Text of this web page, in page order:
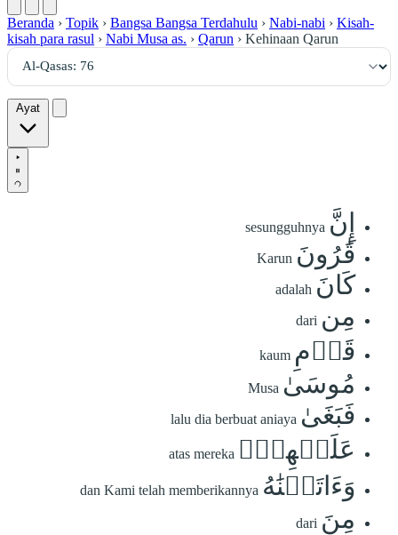
Beranda › Topik › Bangsa Bangsa Terdahulu › Nabi-nabi › Kisah-
kisah para rasul › Nabi Musa as. › Qarun › Kehinaan Qarun
Ayat
إِنَّ sesungguhnya
قَٰرُونَ Karun
كَانَ adalah
مِن dari
قَوۡمِ kaum
مُوسَىٰ Musa
فَبَغَىٰ lalu dia berbuat aniaya
عَلَيۡهِمۡۖ atas mereka
وَءَاتَيۡنَٰهُ dan Kami telah memberikannya
مِنَ dari